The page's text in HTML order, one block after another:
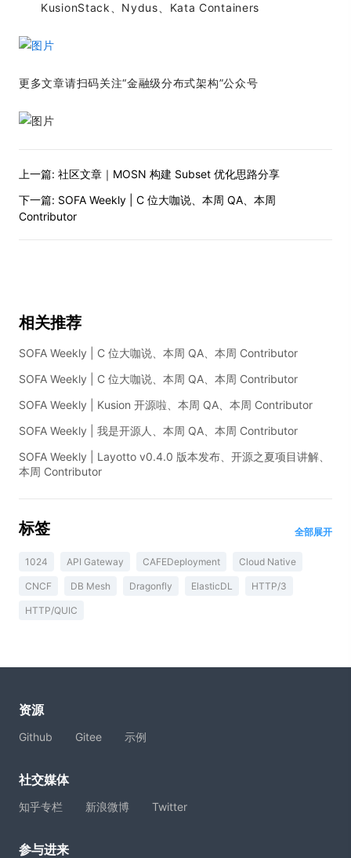
KusionStack、Nydus、Kata Containers
更多文章请扫码关注“金融级分布式架构”公众号
上一篇: 社区文章｜MOSN 构建 Subset 优化思路分享
下一篇: SOFA Weekly | C 位大咖说、本周 QA、本周
Contributor
相关推荐
SOFA Weekly | C 位大咖说、本周 QA、本周 Contributor
SOFA Weekly | C 位大咖说、本周 QA、本周 Contributor
SOFA Weekly | Kusion 开源啦、本周 QA、本周 Contributor
SOFA Weekly | 我是开源人、本周 QA、本周 Contributor
SOFA Weekly | Layotto v0.4.0 版本发布、开源之夏项目讲解、
本周 Contributor
标签 全部展开
1024 API Gateway CAFEDeployment Cloud Native
CNCF DB Mesh Dragonfly ElasticDL HTTP/3
HTTP/QUIC
资源
Github Gitee 示例
社交媒体
知乎专栏 新浪微博 Twitter
参与进来